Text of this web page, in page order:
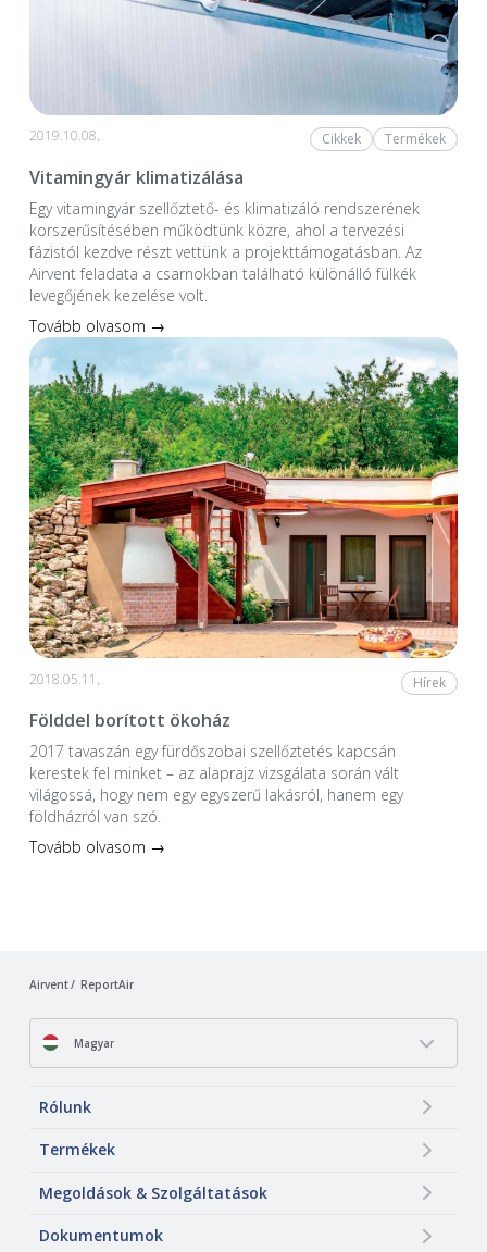
2019.10.08. Cikkek Termékek
Vitamingyár klimatizálása
Egy vitamingyár szellőztető- és klimatizáló rendszerének
korszerűsítésében működtünk közre, ahol a tervezési
fázistól kezdve részt vettünk a projekttámogatásban. Az
Airvent feladata a csarnokban található különálló fülkék
levegőjének kezelése volt.
Tovább olvasom →
2018.05.11. Hírek
Földdel borított ökoház
2017 tavaszán egy fürdőszobai szellőztetés kapcsán
kerestek fel minket – az alaprajz vizsgálata során vált
világossá, hogy nem egy egyszerű lakásról, hanem egy
földházról van szó.
Tovább olvasom →
Airvent ReportAir
Magyar
Rólunk
Termékek
Megoldások & Szolgáltatások
Dokumentumok